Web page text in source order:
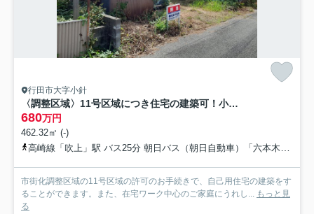
行田市大字小針
〈調整区域〉11号区域につき住宅の建築可！小学校の正門まで徒歩約2分
680万円
462.32㎡ (-)
高崎線「吹上」駅 バス25分 朝日バス（朝日自動車）「六本木バス停留所」 停歩12分
市街化調整区域の11号区域の許可のお手続きで、自己用住宅の建築をす
ることができます。また、在宅ワーク中心のご家庭にうれし... もっと見
る